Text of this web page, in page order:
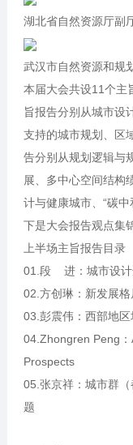
湖北省自然资源厅副
武汉市自然资源和规
本届大会共设11个主
旨报告分别从城市设
支持的城市规划、区
告分别从规划逻辑与
展、多中心空间结构
计与健康城市、“碳
下是大会报告观点集
上半场主旨报告目录
01.段 进：城市设计
02.方创琳：新发展
03.彭震伟：西部地
04.Zhongren Peng
Prospects
05.张京祥：城市群
题